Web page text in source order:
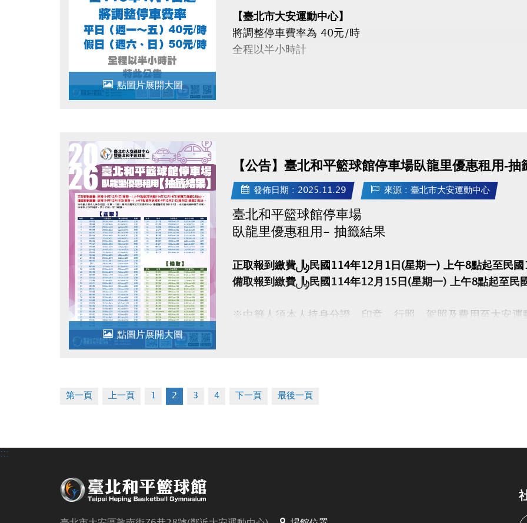
點圖片展開大圖
【臺北市大安運動中心】
將調整停車費率為 40元/時
全程以半小時計
特此公告
點圖片展開大圖
【公告】臺北和平籃球館停車場臥龍里優惠租用-抽
發佈日期 : 2025.11.29 來源 : 臺北市大安運動中心
臺北和平籃球館停車場
臥龍里優惠租用- 抽籤結果
正取報到繳費：民國114年12月1日(星期一) 上午8點起至民
備取報到繳費：民國114年12月15日(星期一) 上午8點起至民
※中籤人須本人持身分證、印章、行照、駕照及費用至大安
第一頁 上一頁 1 2 3 4 下一頁 最後一頁
:::